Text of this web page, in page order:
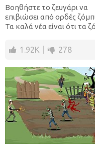
Βοηθήστε το ζευγάρι να
επιβιώσει από ορδές
Τα καλά νέα είναι ότι τα
1.92K 278